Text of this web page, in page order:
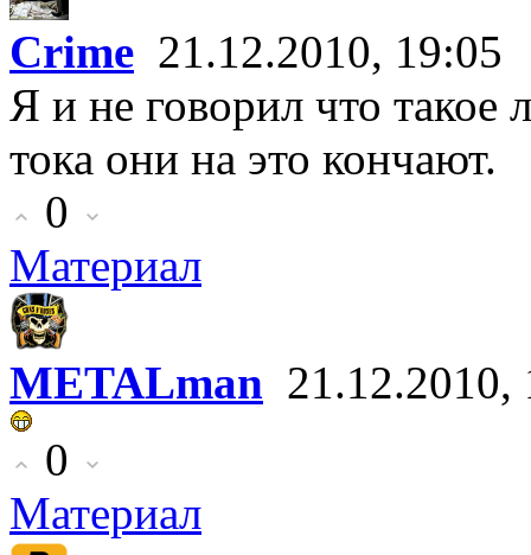
Crime 21.12.2010, 19:05
Я и не говорил что такое
тока они на это кончают.
0
Материал
METALman 21.12.2010,
0
Материал